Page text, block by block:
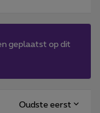
geplaatst op dit
Oudste eerst